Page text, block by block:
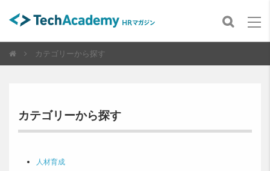
カテゴリーから探す
カテゴリーから探す
人材育成